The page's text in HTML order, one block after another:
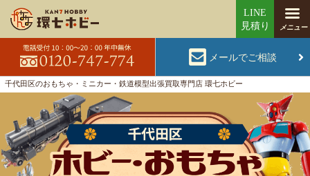
千代田区のおもちゃ・ミニカー・鉄道模型出張買取専門店 環七ホビー
メールでご相談